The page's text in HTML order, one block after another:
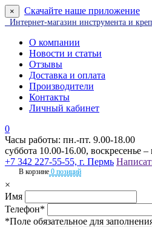
× Скачайте наше приложение
Интернет-магазин инструмента и
О компании
Новости и статьи
Отзывы
Доставка и оплата
Производители
Контакты
Личный кабинет
0
Часы работы: пн.-пт. 9.00-18.00
суббота 10.00-16.00, воскресенье
+7 342 227-55-55, г. Пермь
В корзине 0 позиций
×
Имя
Телефон*
*Поле обязательное для